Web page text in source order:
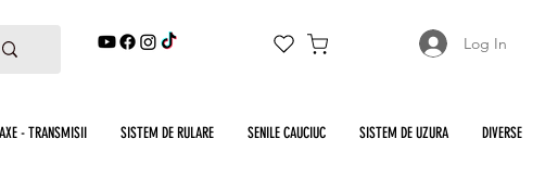
Log In
- TRANSMISII SISTEM DE RULARE SENILE CAUCIUC SISTEM DE UZURA DIVERSE